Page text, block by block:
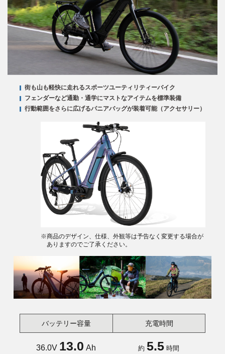
街も山も軽快に走れるスポーツユーティリティーバイク
フェンダーなど通勤・通学にマストなアイテムを標準装備
行動範囲をさらに広げるパニアバッグが装着可能（アクセサリー）
※商品のデザイン、仕様、外観等は予告なく変更する場合が
ありますのでご了承ください。
バッテリー容量 充電時間
36.0V 13.0 Ah 約 5.5 時間